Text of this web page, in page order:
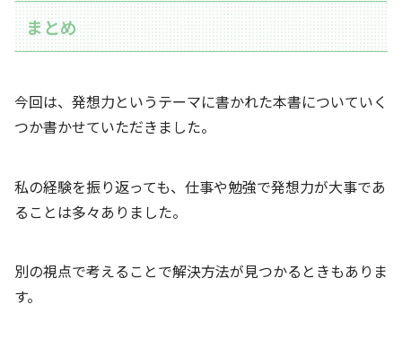
まとめ
今回は、発想力というテーマに書かれた本書についていく
つか書かせていただきました。
私の経験を振り返っても、仕事や勉強で発想力が大事であ
ることは多々ありました。
別の視点で考えることで解決方法が見つかるときもありま
す。